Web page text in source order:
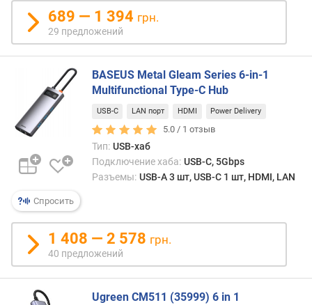
ы
п
о
д
а
т
е
о
б
а
в
л
е
и
689 — 1 394 грн.
29 предложений
Спросить
BASEUS Metal Gleam Series 6-in-1
Multifunctional Type-C Hub
USB-C LAN порт HDMI Power Delivery
5.0 / 1 отзыв
Тип: USB-хаб
Подключение хаба: USB-C, 5Gbps
Разъемы: USB-A 3 шт, USB-C 1 шт, HDMI, LAN
1 408 — 2 578 грн.
40 предложений
Ugreen CM511 (35999) 6 in 1